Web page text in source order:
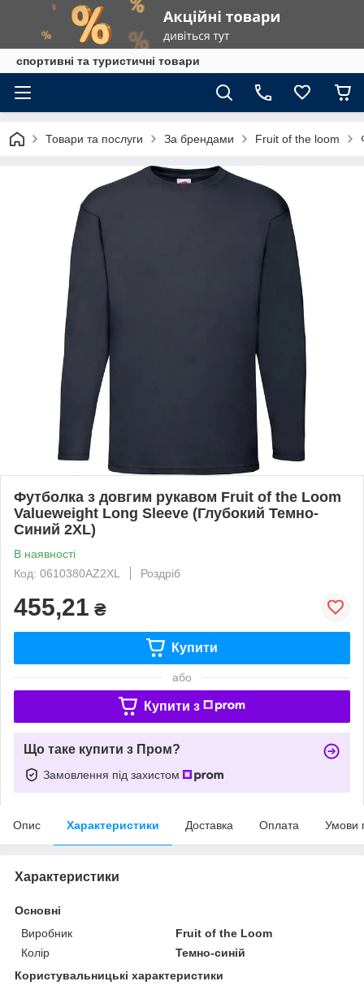
спортивні та туристичні товари
Товари та послуги За брендами Fruit of the loom
Футболка з довгим рукавом Fruit of the Loom
Valueweight Long Sleeve (Глубокий Темно-
Синий 2XL)
В наявності
Код: 0610380AZ2XL
Роздріб
455,21 ₴
Купити
або
Купити з
Що таке купити з Пром?
Замовлення під захистом
Опис Характеристики Доставка Оплата Умови
Характеристики
Основні
Виробник
Fruit of the Loom
Колір
Темно-синій
Користувальницькі характеристики